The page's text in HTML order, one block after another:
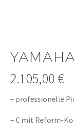
2.105,00 €
– professionelle
– C mit Reform-